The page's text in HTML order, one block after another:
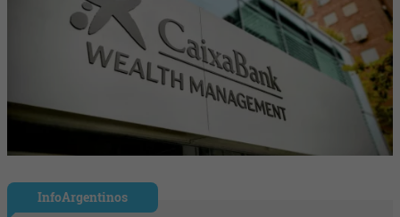
InfoArgentinos